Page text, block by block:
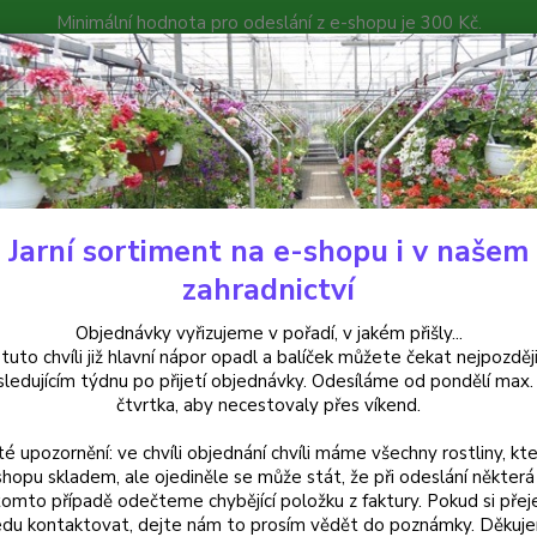
Minimální hodnota pro odeslání z e-shopu je 300 Kč.
můžete čekat nejpozději v následujícím týdnu po přijetí
Poradna Kontakty
Hledat
Fuchsie Roese Eslie Fuchsie - cena za kus v 3-kusovém balení
Eslie Fuchsie - cena za kus
Jarní sortiment na e-shopu i v našem
zahradnictví
Objednávky vyřizujeme v pořadí, v jakém přišly...
chvíli již hlavní nápor opadl a balíček můžete čekat
týdnu po přijetí objednávky. Odesíláme od pondělí
čtvrtka, aby necestovaly přes víkend.
upozornění: ve chvíli objednání chvíli máme všechny rostliny,
skladem, ale ojediněle se může stát, že při odeslání některá
případě odečteme chybějící položku z faktury. Pokud si
kontaktovat, dejte nám to prosím vědět do poznámky.